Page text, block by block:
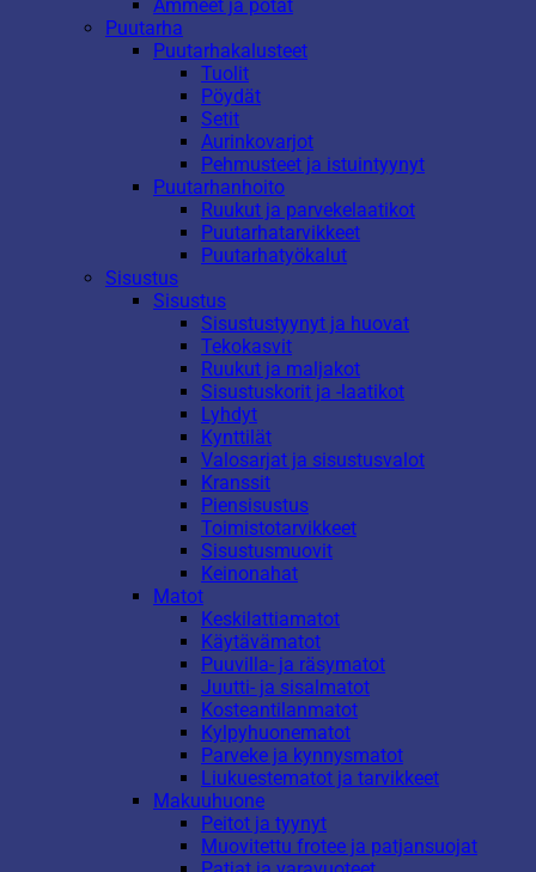
Ammeet ja potat
Puutarha
Puutarhakalusteet
Tuolit
Pöydät
Setit
Aurinkovarjot
Pehmusteet ja istuintyynyt
Puutarhanhoito
Ruukut ja parvekelaatikot
Puutarhatarvikkeet
Puutarhatyökalut
Sisustus
Sisustus
Sisustustyynyt ja huovat
Tekokasvit
Ruukut ja maljakot
Sisustuskorit ja -laatikot
Lyhdyt
Kynttilät
Valosarjat ja sisustusvalot
Kranssit
Piensisustus
Toimistotarvikkeet
Sisustusmuovit
Keinonahat
Matot
Keskilattiamatot
Käytävämatot
Puuvilla- ja räsymatot
Juutti- ja sisalmatot
Kosteantilanmatot
Kylpyhuonematot
Parveke ja kynnysmatot
Liukuestematot ja tarvikkeet
Makuuhuone
Peitot ja tyynyt
Muovitettu frotee ja patjansuojat